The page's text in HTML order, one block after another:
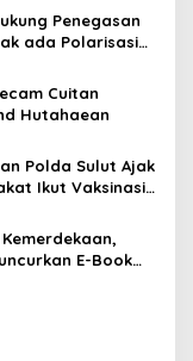
Penegasan
ada Polarisasi
Cuitan
Hutahaean
Polda Sulut Ajak
Ikut Vaksinasi
E-Book